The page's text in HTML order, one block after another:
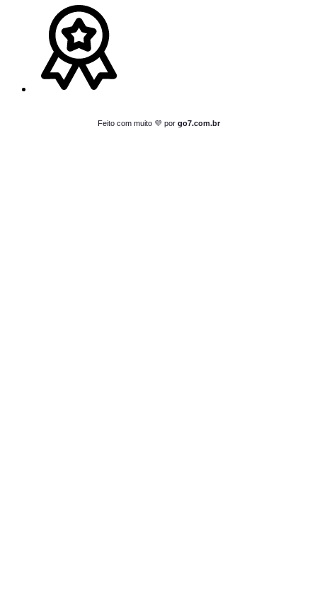
Feito com muito 💜 por go7.com.br